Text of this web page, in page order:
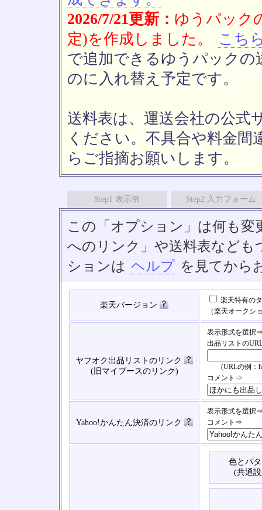
2026/7/21更新： ゆうパック
定)を作成しました。
こち
で追加できるゆうパックの
のに入れ替え予定です。
送料表は、運送会社の公式
ください。不具合や料金間
らご指摘お願いします。
Step1 表示例 Step2 入力フォーム
この「オプション」は何も
へのリンク」や送料表など
ションは ヘルプ を見てから
楽天バージョン
楽天特有の
（楽天オークシ
ヤフオク出品リストのリンク
(旧マイブースのリンク)
表示形式を選択
出品リストの
(URLの例：
コメント⇒
Yahoo!かんたん決済のリンク
表示形式を選択
コメント⇒
色とパ
(共通